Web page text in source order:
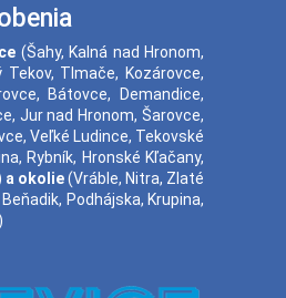
(Šahy, Kalná nad Hronom,
Tekov, Tlmače, Kozárovce,
, Bátovce, Demandice,
, Jur nad Hronom,Šarovce,
, Veľké Ludince, Tekovské
, Rybník, Hronské Kľačany,
a okolie(Vráble, Nitra, Zlaté
, Podhájska, Krupina,